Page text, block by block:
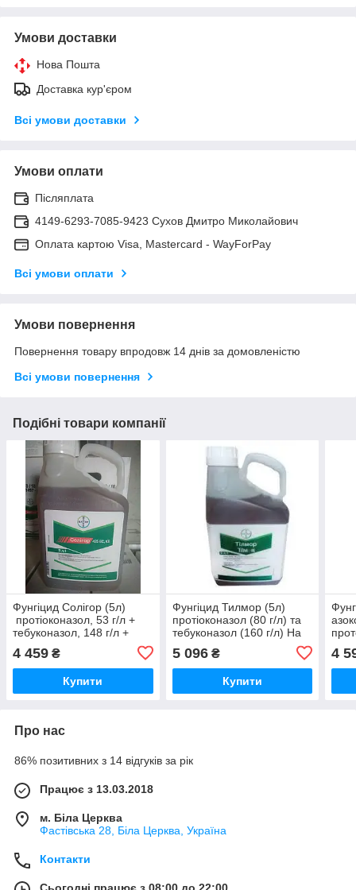
Умови доставки
Нова Пошта
Доставка кур'єром
Всі умови доставки
Умови оплати
Післяплата
4149-6293-7085-9423 Сухов Дмитро Миколайович
Оплата картою Visa, Mastercard - WayForPay
Всі умови оплати
Умови повернення
Повернення товару впродовж 14 днів за домовленістю
Всі умови повернення
Подібні товари компанії
Фунгіцид Солігор (5л)
протіоконазол, 53 г/л +
тебуконазол, 148 г/л +
зернові
4 459 ₴
Купити
Фунгіцид Тилмор (5л)
протіоконазол (80 г/л) та
тебуконазол (160 г/л) На
5 096₴
Купити
4
Про нас
86% позитивних з 14 відгуків за рік
Працює з 13.03.2018
м. Біла Церква
Фастівська 28, Біла Церква, Україна
Контакти